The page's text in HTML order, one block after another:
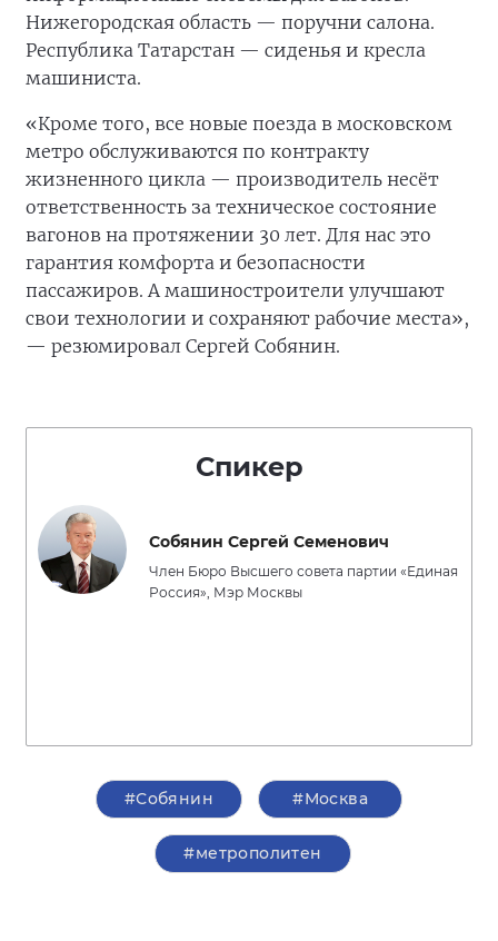
Нижегородская область — поручни салона.
Республика Татарстан — сиденья и кресла
машиниста.
«Кроме того, все новые поезда в московском
метро обслуживаются по контракту
жизненного цикла — производитель несёт
ответственность за техническое состояние
вагонов на протяжении 30 лет. Для нас это
гарантия комфорта и безопасности
пассажиров. А машиностроители улучшают
свои технологии и сохраняют рабочие места»,
— резюмировал Сергей Собянин.
Спикер
Собянин Сергей Семенович
Член Бюро Высшего совета партии «Единая
Россия», Мэр Москвы
#Собянин #Москва
#метрополитен